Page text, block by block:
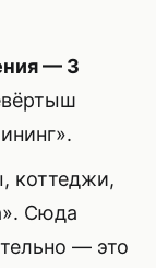
— 3
коттеджи,
Сюда
— это